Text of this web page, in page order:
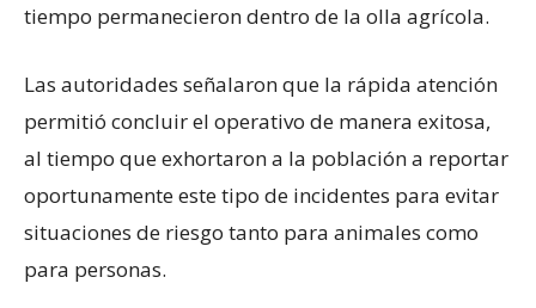
tiempo permanecieron dentro de la olla agrícola.
Las autoridades señalaron que la rápida atención
permitió concluir el operativo de manera exitosa,
al tiempo que exhortaron a la población a reportar
oportunamente este tipo de incidentes para evitar
situaciones de riesgo tanto para animales como
para personas.